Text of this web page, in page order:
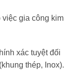
gia công kim
xác tuyệt đối
thép, Inox).